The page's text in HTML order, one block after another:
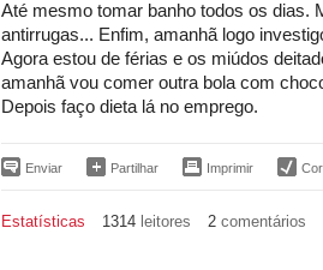
Até mesmo tomar banho todos os dias.
antirrugas... Enfim, amanhã logo
Agora estou de férias e os miúdos
amanhã vou comer outra bola com
Depois faço dieta lá no emprego.
Enviar Partilhar Imprimir
Estatísticas 1314 leitores 2 comentários